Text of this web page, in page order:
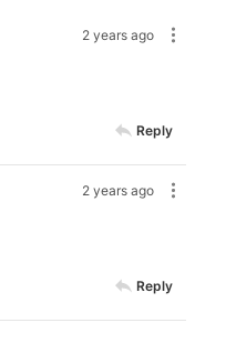
2 years ago
Reply
2 years ago
Reply